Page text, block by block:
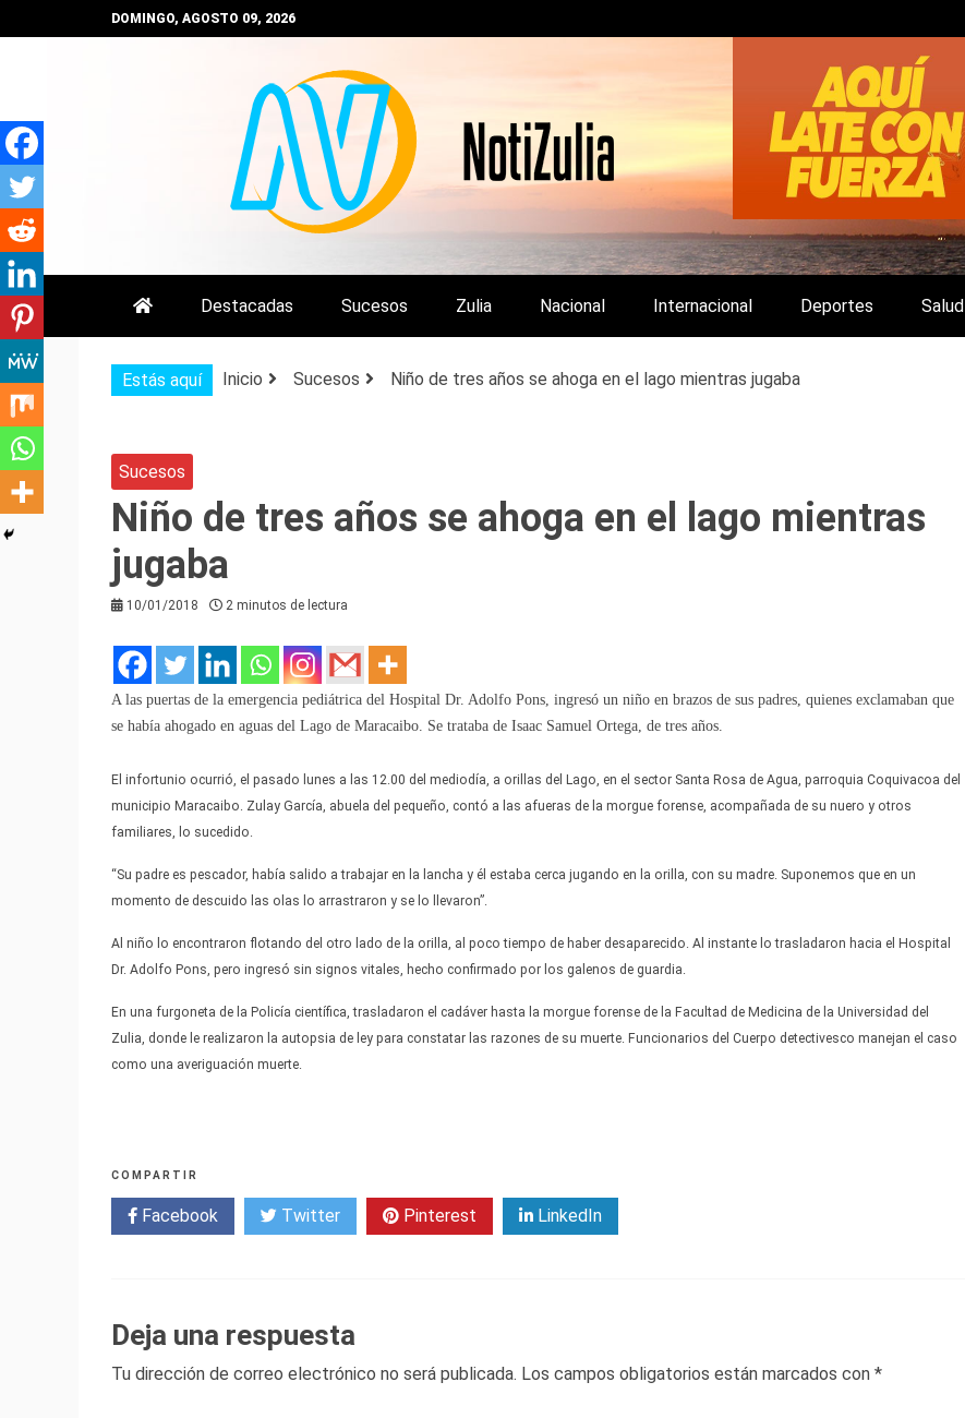
al
DOMINGO, AGOSTO 09, 2026
NOTIZULIA
NOTICIAS DEL ZULIA, VENEZUELA Y DE INTERÉS GENERAL.
Destacadas Sucesos Zulia Nacional Internacional Deportes Salud
Estás aquí Inicio Sucesos Niño de tres años se ahoga en el lago mientras jugaba
Sucesos
Niño de tres años se ahoga en el lago mientras
jugaba
10/01/2018 2 minutos de lectura
A las puertas de la emergencia pediátrica del Hospital Dr. Adolfo Pons, ingresó un niño en brazos de sus padres, quienes exclamaban que
se había ahogado en aguas del Lago de Maracaibo. Se trataba de Isaac Samuel Ortega, de tres años.
El infortunio ocurrió, el pasado lunes a las 12.00 del mediodía, a orillas del Lago, en el sector Santa Rosa de Agua, parroquia Coquivacoa del
municipio Maracaibo. Zulay García, abuela del pequeño, contó a las afueras de la morgue forense, acompañada de su nuero y otros
familiares, lo sucedido.
“Su padre es pescador, había salido a trabajar en la lancha y él estaba cerca jugando en la orilla, con su madre. Suponemos que en un
momento de descuido las olas lo arrastraron y se lo llevaron”.
Al niño lo encontraron flotando del otro lado de la orilla, al poco tiempo de haber desaparecido. Al instante lo trasladaron hacia el Hospital
Dr. Adolfo Pons, pero ingresó sin signos vitales, hecho confirmado por los galenos de guardia.
En una furgoneta de la Policía científica, trasladaron el cadáver hasta la morgue forense de la Facultad de Medicina de la Universidad del
Zulia, donde le realizaron la autopsia de ley para constatar las razones de su muerte. Funcionarios del Cuerpo detectivesco manejan el caso
como una averiguación muerte.
COMPARTIR
Facebook Twitter Pinterest LinkedIn
Deja una respuesta
Tu dirección de correo electrónico no será publicada. Los campos obligatorios están marcados con *